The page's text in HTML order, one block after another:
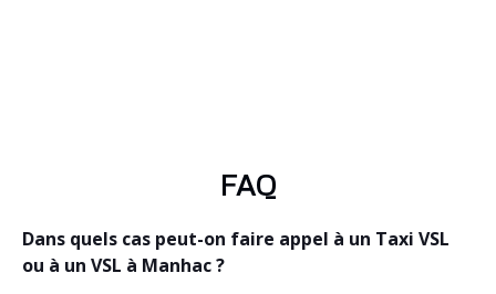
FAQ
Dans quels cas peut-on faire appel à un Taxi VSL
ou à un VSL à Manhac ?